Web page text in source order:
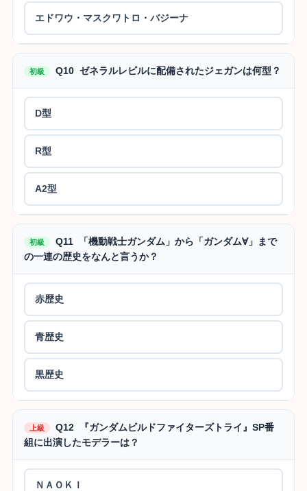
エドワウ・マスクワトロ・バジーナ
初級 Q10 ゼネラルレビルに配備されたジェガンは何型？
D型
R型
A2型
初級
Q11 「機動戦士ガンダム」から「ガンダム∀」まで
の一連の歴史をなんと言うか？
赤歴史
青歴史
黒歴史
上級
Q12 『ガンダムビルドファイターズトライ』SP番
組に出演したモデラーは？
ＮＡＯＫＩ